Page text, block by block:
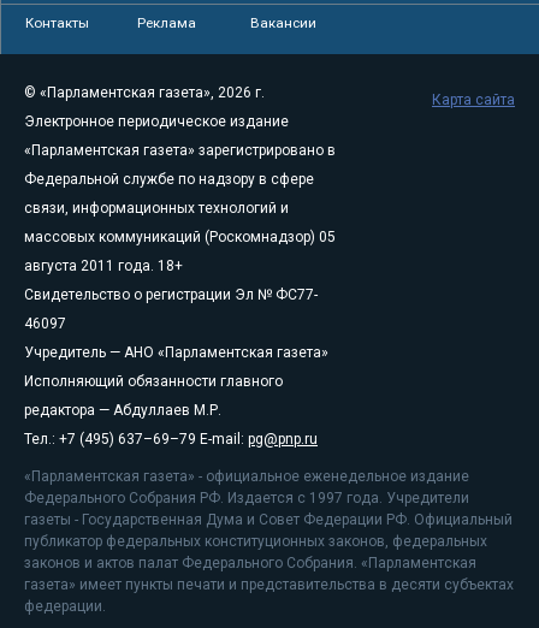
Контакты Реклама Вакансии
© «Парламентская газета», 2026 г.
Электронное периодическое издание
«Парламентская газета» зарегистрировано в
Федеральной службе по надзору в сфере
связи, информационных технологий и
массовых коммуникаций (Роскомнадзор) 05
августа 2011 года. 18+
Свидетельство о регистрации Эл № ФС77-
46097
Учредитель — АНО «Парламентская газета»
Исполняющий обязанности главного
редактора — Абдуллаев М.Р.
Тел.: +7 (495) 637–69–79 E-mail: pg@pnp.ru
«Парламентская газета» - официальное еженедельное издание
Федерального Собрания РФ. Издается с 1997 года. Учредители
газеты - Государственная Дума и Совет Федерации РФ. Официальный
публикатор федеральных конституционных законов, федеральных
законов и актов палат Федерального Собрания. «Парламентская
газета» имеет пункты печати и представительства в десяти субъектах
федерации.
Карта сайта